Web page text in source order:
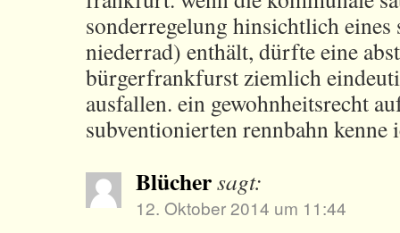
sonderregelung hinsichtlich
niederrad) enthält, dürfte eine
bürgerfrankfurst ziemlich
ausfallen. ein gewohnheitsrecht
subventionierten rennbahn kenne
Blüchersagt:
12. Oktober 2014 um 11:44